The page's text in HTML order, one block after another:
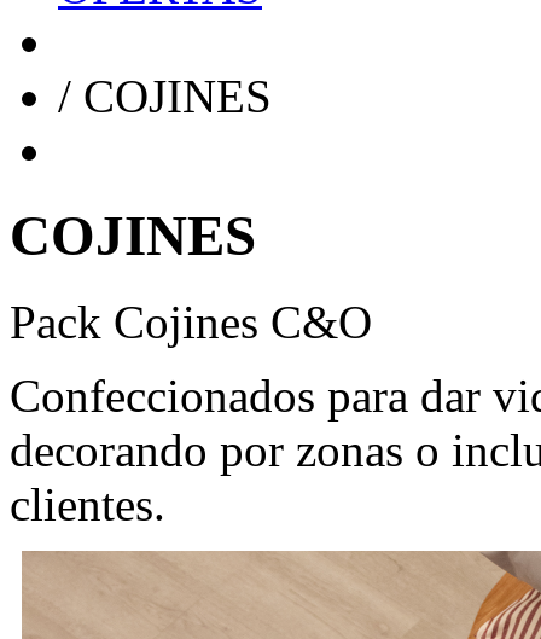
/ COJINES
COJINES
Pack Cojines C&O
Confeccionados para dar
decorando por zonas o
clientes.